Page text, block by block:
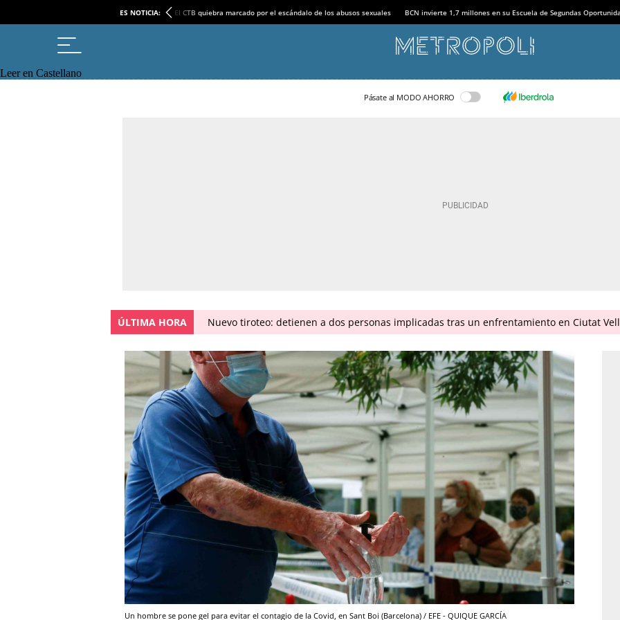
ES NOTICIA: El CTB quiebra marcado por el escándalo de los abusos sexuales BCN invierte 1,7 millones en su Escuela de Segundas
Leer en Castellano
Pásate al MODO AHORRO
ÚLTIMA HORA Nuevo tiroteo: detienen a dos personas implicadas tras un enfrentamiento en Ciutat
Un hombre se pone gel para evitar el contagio de la Covid, en Sant Boi (Barcelona) / EFE - QUIQUE GARCÍA